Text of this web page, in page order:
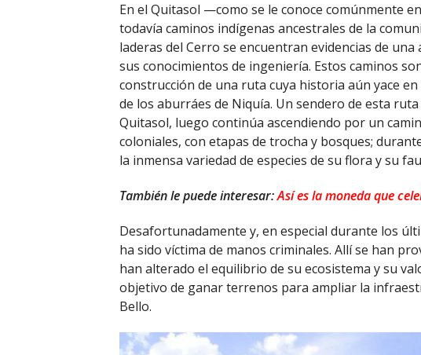
En el Quitasol —como se le conoce comúnmente
todavía caminos indígenas ancestrales de la
laderas del Cerro se encuentran evidencias de
sus conocimientos de ingeniería. Estos caminos
construcción de una ruta cuya historia aún yace
de los aburráes de Niquía. Un sendero de esta
Quitasol, luego continúa ascendiendo por un
coloniales, con etapas de trocha y bosques;
la inmensa variedad de especies de su flora y su
También le puede interesar:Así es la moneda que
Desafortunadamente y, en especial durante los
ha sido víctima de manos criminales. Allí se han
han alterado el equilibrio de su ecosistema y su
objetivo de ganar terrenos para ampliar la
Bello.